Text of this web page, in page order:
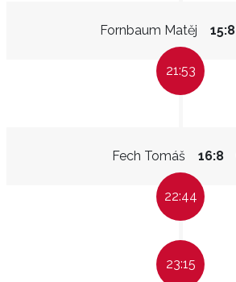
Fornbaum Matěj 15:8
21:53
Fech Tomáš 16:8
22:44
23:15